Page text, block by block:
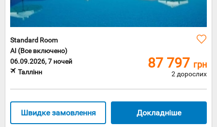
Standard Room
AI (Все включено)
06.09.2026, 7 ночей
Таллінн
87 797 грн
2 дорослих
Докладніше
Швидке замовлення